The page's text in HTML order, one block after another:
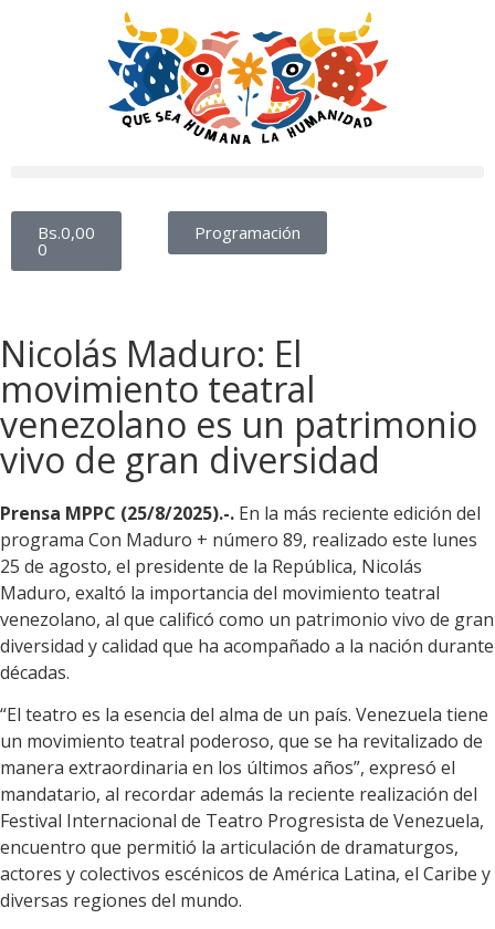
Programación
Bs.0,00
0
Nicolás Maduro: El
movimiento teatral
venezolano es un patrimonio
vivo de gran diversidad
Prensa MPPC (25/8/2025).-. En la más reciente edición del
programa Con Maduro + número 89, realizado este lunes
25 de agosto, el presidente de la República, Nicolás
Maduro, exaltó la importancia del movimiento teatral
venezolano, al que calificó como un patrimonio vivo de gran
diversidad y calidad que ha acompañado a la nación durante
décadas.
“El teatro es la esencia del alma de un país. Venezuela tiene
un movimiento teatral poderoso, que se ha revitalizado de
manera extraordinaria en los últimos años”, expresó el
mandatario, al recordar además la reciente realización del
Festival Internacional de Teatro Progresista de Venezuela,
encuentro que permitió la articulación de dramaturgos,
actores y colectivos escénicos de América Latina, el Caribe y
diversas regiones del mundo.